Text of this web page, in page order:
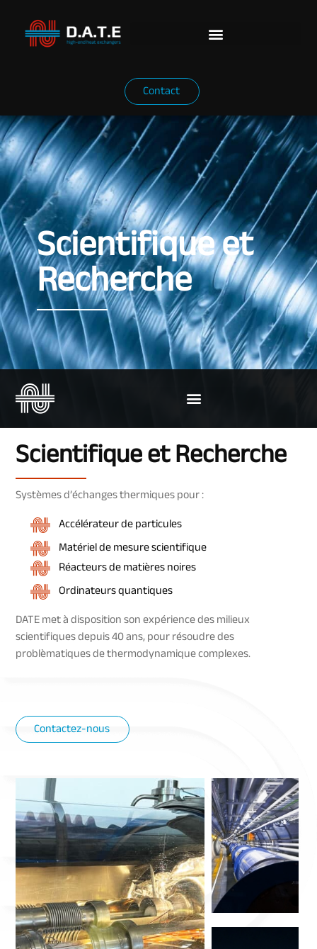
Contact
Scientifique et
Recherche
Scientifique et Recherche
Systèmes d’échanges thermiques pour :
Accélérateur de particules
Matériel de mesure scientifique
Réacteurs de matières noires
Ordinateurs quantiques
DATE met à disposition son expérience des milieux
scientifiques depuis 40 ans, pour résoudre des
problèmatiques de thermodynamique complexes.
Contactez-nous